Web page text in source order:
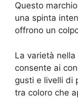
Questo
una spinta
offrono un
La varietà
consente ai
gusti e livelli di
tra coloro che